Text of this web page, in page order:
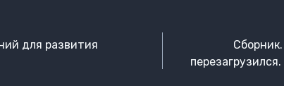
для развития